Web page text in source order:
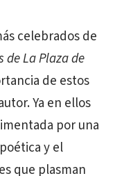
celebrados de
de La Plaza de
de estos
Ya en ellos
por una
y el
que plasman